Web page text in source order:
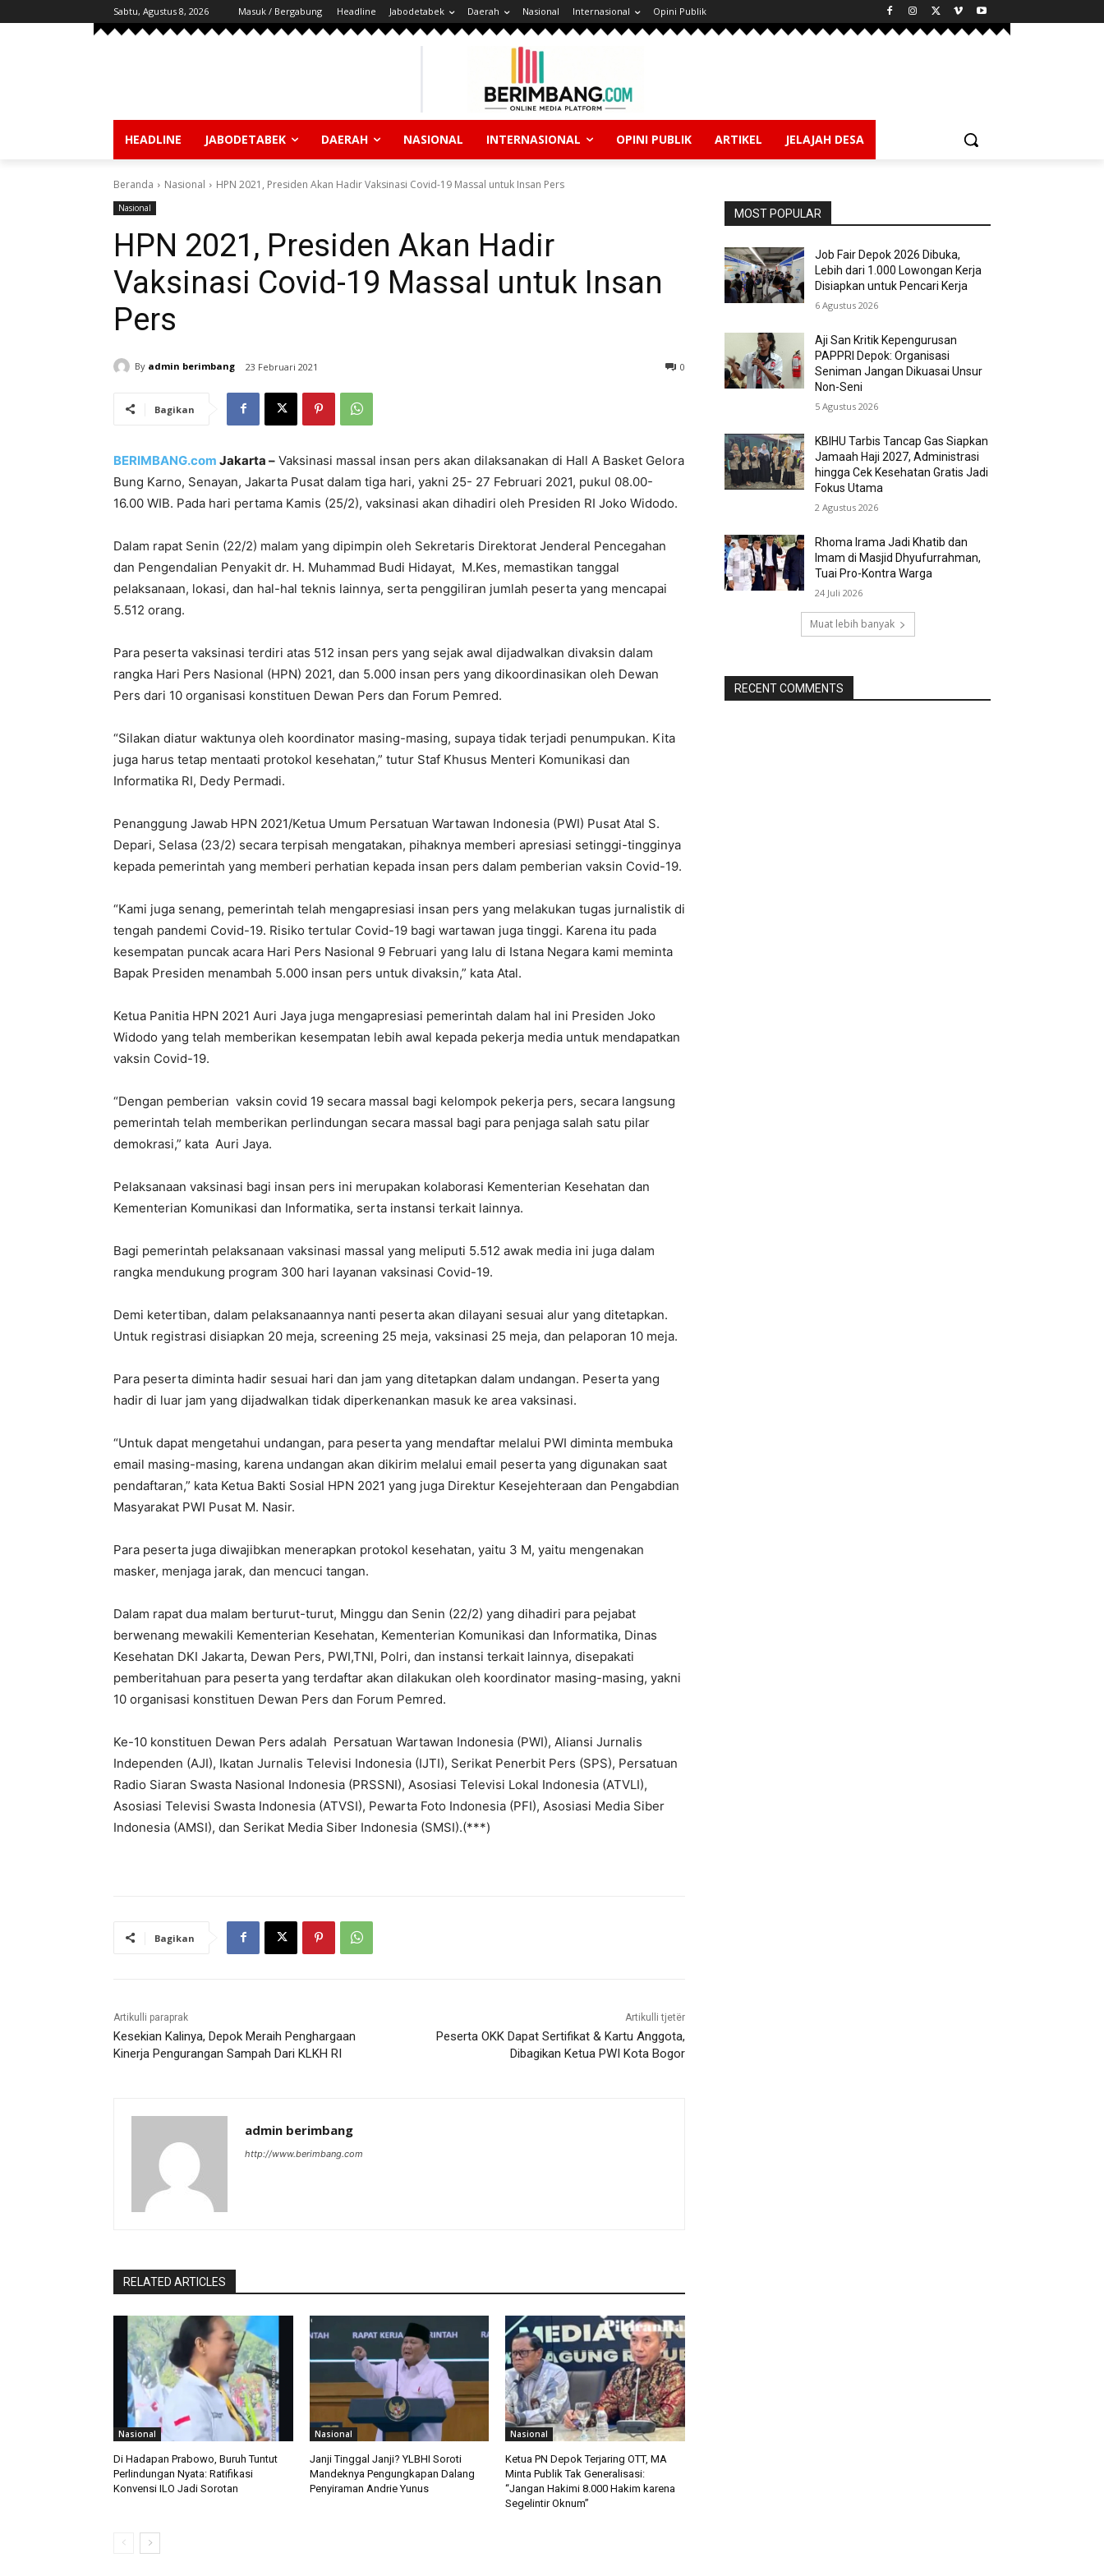
Sabtu, Agustus 8, 2026 Masuk / Bergabung Headline Jabodetabek Daerah Nasional Internasional Opini Publik
HEADLINE JABODETABEK DAERAH NASIONAL INTERNASIONAL OPINI PUBLIK ARTIKEL JELAJAH DESA
Beranda Nasional HPN 2021, Presiden Akan Hadir Vaksinasi Covid-19 Massal untuk Insan Pers
Nasional
HPN 2021, Presiden Akan Hadir
Vaksinasi Covid-19 Massal untuk Insan
Pers
By admin berimbang 23 Februari 2021 0
Bagikan
BERIMBANG.com Jakarta – Vaksinasi massal insan pers akan dilaksanakan di Hall A Basket Gelora
Bung Karno, Senayan, Jakarta Pusat dalam tiga hari, yakni 25- 27 Februari 2021, pukul 08.00-
16.00 WIB. Pada hari pertama Kamis (25/2), vaksinasi akan dihadiri oleh Presiden RI Joko Widodo.
Dalam rapat Senin (22/2) malam yang dipimpin oleh Sekretaris Direktorat Jenderal Pencegahan
dan Pengendalian Penyakit dr. H. Muhammad Budi Hidayat, M.Kes, memastikan tanggal
pelaksanaan, lokasi, dan hal-hal teknis lainnya, serta penggiliran jumlah peserta yang mencapai
5.512 orang.
Para peserta vaksinasi terdiri atas 512 insan pers yang sejak awal dijadwalkan divaksin dalam
rangka Hari Pers Nasional (HPN) 2021, dan 5.000 insan pers yang dikoordinasikan oleh Dewan
Pers dari 10 organisasi konstituen Dewan Pers dan Forum Pemred.
“Silakan diatur waktunya oleh koordinator masing-masing, supaya tidak terjadi penumpukan. Kita
juga harus tetap mentaati protokol kesehatan,” tutur Staf Khusus Menteri Komunikasi dan
Informatika RI, Dedy Permadi.
Penanggung Jawab HPN 2021/Ketua Umum Persatuan Wartawan Indonesia (PWI) Pusat Atal S.
Depari, Selasa (23/2) secara terpisah mengatakan, pihaknya memberi apresiasi setinggi-tingginya
kepada pemerintah yang memberi perhatian kepada insan pers dalam pemberian vaksin Covid-19.
“Kami juga senang, pemerintah telah mengapresiasi insan pers yang melakukan tugas jurnalistik di
tengah pandemi Covid-19. Risiko tertular Covid-19 bagi wartawan juga tinggi. Karena itu pada
kesempatan puncak acara Hari Pers Nasional 9 Februari yang lalu di Istana Negara kami meminta
Bapak Presiden menambah 5.000 insan pers untuk divaksin,” kata Atal.
Ketua Panitia HPN 2021 Auri Jaya juga mengapresiasi pemerintah dalam hal ini Presiden Joko
Widodo yang telah memberikan kesempatan lebih awal kepada pekerja media untuk mendapatkan
vaksin Covid-19.
“Dengan pemberian vaksin covid 19 secara massal bagi kelompok pekerja pers, secara langsung
pemerintah telah memberikan perlindungan secara massal bagi para penjaga salah satu pilar
demokrasi,” kata Auri Jaya.
Pelaksanaan vaksinasi bagi insan pers ini merupakan kolaborasi Kementerian Kesehatan dan
Kementerian Komunikasi dan Informatika, serta instansi terkait lainnya.
Bagi pemerintah pelaksanaan vaksinasi massal yang meliputi 5.512 awak media ini juga dalam
rangka mendukung program 300 hari layanan vaksinasi Covid-19.
Demi ketertiban, dalam pelaksanaannya nanti peserta akan dilayani sesuai alur yang ditetapkan.
Untuk registrasi disiapkan 20 meja, screening 25 meja, vaksinasi 25 meja, dan pelaporan 10 meja.
Para peserta diminta hadir sesuai hari dan jam yang ditetapkan dalam undangan. Peserta yang
hadir di luar jam yang dijadwalkan tidak diperkenankan masuk ke area vaksinasi.
“Untuk dapat mengetahui undangan, para peserta yang mendaftar melalui PWI diminta membuka
email masing-masing, karena undangan akan dikirim melalui email peserta yang digunakan saat
pendaftaran,” kata Ketua Bakti Sosial HPN 2021 yang juga Direktur Kesejehteraan dan Pengabdian
Masyarakat PWI Pusat M. Nasir.
Para peserta juga diwajibkan menerapkan protokol kesehatan, yaitu 3 M, yaitu mengenakan
masker, menjaga jarak, dan mencuci tangan.
Dalam rapat dua malam berturut-turut, Minggu dan Senin (22/2) yang dihadiri para pejabat
berwenang mewakili Kementerian Kesehatan, Kementerian Komunikasi dan Informatika, Dinas
Kesehatan DKI Jakarta, Dewan Pers, PWI,TNI, Polri, dan instansi terkait lainnya, disepakati
pemberitahuan para peserta yang terdaftar akan dilakukan oleh koordinator masing-masing, yakni
10 organisasi konstituen Dewan Pers dan Forum Pemred.
Ke-10 konstituen Dewan Pers adalah Persatuan Wartawan Indonesia (PWI), Aliansi Jurnalis
Independen (AJI), Ikatan Jurnalis Televisi Indonesia (IJTI), Serikat Penerbit Pers (SPS), Persatuan
Radio Siaran Swasta Nasional Indonesia (PRSSNI), Asosiasi Televisi Lokal Indonesia (ATVLI),
Asosiasi Televisi Swasta Indonesia (ATVSI), Pewarta Foto Indonesia (PFI), Asosiasi Media Siber
Indonesia (AMSI), dan Serikat Media Siber Indonesia (SMSI).(***)
Bagikan
Artikulli paraprak
Kesekian Kalinya, Depok Meraih Penghargaan
Kinerja Pengurangan Sampah Dari KLKH RI
Artikulli tjetër
Peserta OKK Dapat Sertifikat & Kartu Anggota,
Dibagikan Ketua PWI Kota Bogor
admin berimbang
http://www.berimbang.com
RELATED ARTICLES
Nasional
Di Hadapan Prabowo, Buruh Tuntut
Perlindungan Nyata: Ratifikasi
Konvensi ILO Jadi Sorotan
Nasional
Janji Tinggal Janji? YLBHI Soroti
Mandeknya Pengungkapan Dalang
Penyiraman Andrie Yunus
Nasional
Ketua PN Depok Terjaring OTT, MA
Minta Publik Tak Generalisasi:
“Jangan Hakimi 8.000 Hakim karena
Segelintir Oknum”
MOST POPULAR
Job Fair Depok 2026 Dibuka,
Lebih dari 1.000 Lowongan Kerja
Disiapkan untuk Pencari Kerja
6 Agustus 2026
Aji San Kritik Kepengurusan
PAPPRI Depok: Organisasi
Seniman Jangan Dikuasai Unsur
Non-Seni
5 Agustus 2026
KBIHU Tarbis Tancap Gas Siapkan
Jamaah Haji 2027, Administrasi
hingga Cek Kesehatan Gratis Jadi
Fokus Utama
2 Agustus 2026
Rhoma Irama Jadi Khatib dan
Imam di Masjid Dhyufurrahman,
Tuai Pro-Kontra Warga
24 Juli 2026
Muat lebih banyak
RECENT COMMENTS